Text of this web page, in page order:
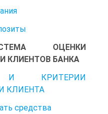
ОЦЕНКИ
КЛИЕНТОВ БАНКА
КРИТЕРИИ
КЛИЕНТА
средства